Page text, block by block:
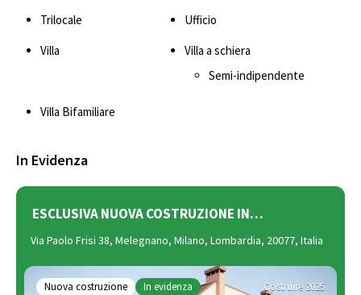
Trilocale
Ufficio
Villa
Villa a schiera
Semi-indipendente
Villa Bifamiliare
In Evidenza
ESCLUSIVA NUOVA COSTRUZIONE IN…
Via Paolo Frisi 38, Melegnano, Milano, Lombardia, 20077, Italia
Nuova costruzione In evidenza Costruire 2025